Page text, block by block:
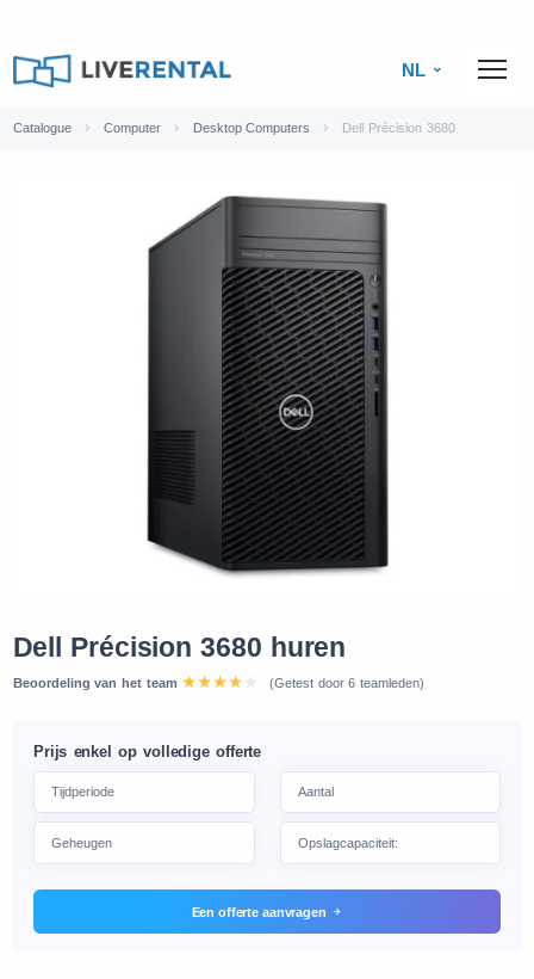
NL
Catalogue Computer Desktop Computers Dell Précision 3680
Dell Précision 3680 huren
Beoordeling van het team (Getest door 6 teamleden)
Prijs enkel op volledige offerte
Een offerte aanvragen